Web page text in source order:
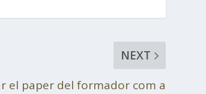
NEXT
el paper del formador com a